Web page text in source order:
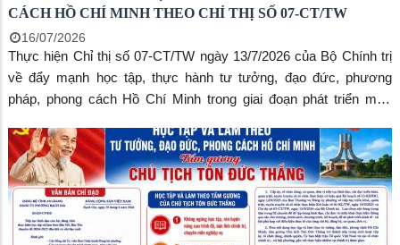
CÁCH HỒ CHÍ MINH THEO CHỈ THỊ SỐ 07-CT/TW
16/07/2026
Thực hiện Chỉ thị số 07-CT/TW ngày 13/7/2026 của Bộ Chính trị
về đẩy mạnh học tập, thực hành tư tưởng, đạo đức, phương
pháp, phong cách Hồ Chí Minh trong giai đoạn phát triển mới,
đảng viên, công chức, viên chức, người lao động và các tầng lớp
Nhân dân trên địa bàn.